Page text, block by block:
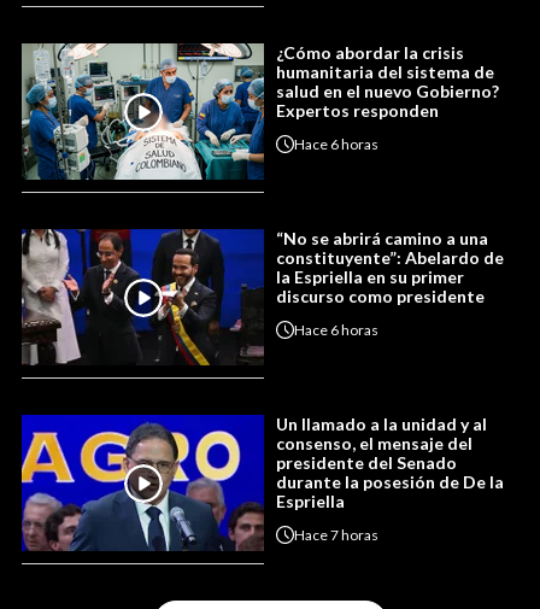
¿Cómo abordar la crisis
humanitaria del sistema de
salud en el nuevo Gobierno?
Expertos responden
Hace 6 horas
“No se abrirá camino a una
constituyente”: Abelardo de
la Espriella en su primer
discurso como presidente
Hace 6 horas
Un llamado a la unidad y al
consenso, el mensaje del
presidente del Senado
durante la posesión de De la
Espriella
Hace7 horas